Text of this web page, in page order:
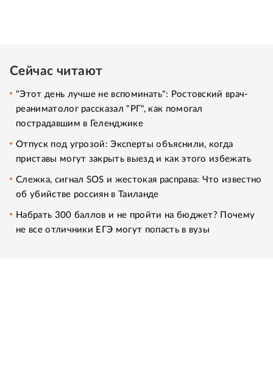
Сейчас читают
"Этот день лучше не вспоминать": Ростовский врач-
реаниматолог рассказал "РГ", как помогал
пострадавшим в Геленджике
Отпуск под угрозой: Эксперты объяснили, когда
приставы могут закрыть выезд и как этого избежать
Слежка, сигнал SOS и жестокая расправа: Что известно
об убийстве россиян в Таиланде
Набрать 300 баллов и не пройти на бюджет? Почему
не все отличники ЕГЭ могут попасть в вузы